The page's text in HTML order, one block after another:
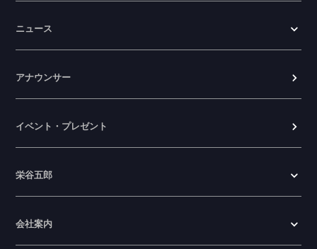
ニュース
アナウンサー
イベント・プレゼント
栄谷五郎
会社案内